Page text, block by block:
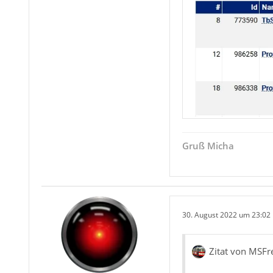
Gruß Micha
30. August 2022 um 23:02
Zitat von